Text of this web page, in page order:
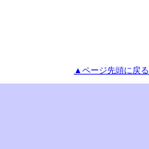
▲ページ先頭に戻る